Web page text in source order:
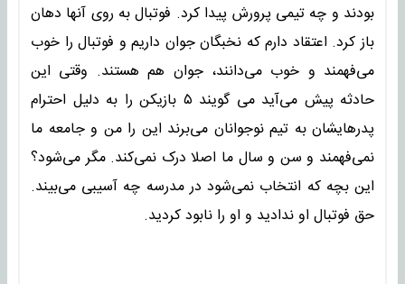
بودند و چه تیمی پرورش پیدا کرد. فوتبال به روی آنها دهان
باز کرد. اعتقاد دارم که نخبگان جوان داریم و فوتبال را خوب
می‌فهمند و خوب می‌دانند، جوان هم هستند. وقتی این
حادثه پیش می‌آید می گویند ۵ بازیکن را به دلیل احترام
پدرهایشان به تیم نوجوانان می‌برند این را من و جامعه ما
نمی‌فهمند و سن و سال ما اصلا درک نمی‌کند. مگر می‌شود؟
این بچه که انتخاب نمی‌شود در مدرسه چه آسیبی می‌بیند.
حق فوتبال او ندادید و او را نابود کردید.